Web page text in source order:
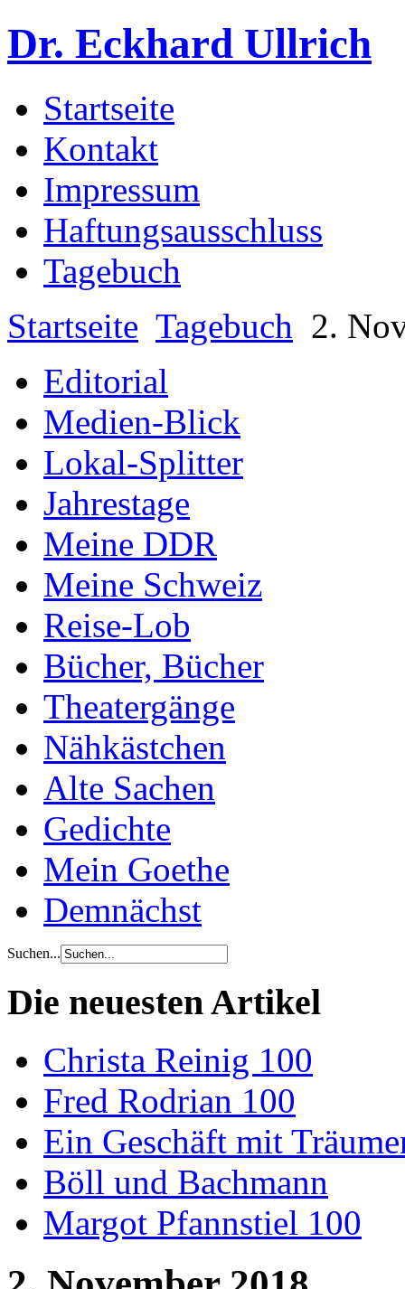
Dr. Eckhard Ullrich
Startseite
Kontakt
Impressum
Haftungsausschluss
Tagebuch
Startseite Tagebuch 2.
Editorial
Medien-Blick
Lokal-Splitter
Jahrestage
Meine DDR
Meine Schweiz
Reise-Lob
Bücher, Bücher
Theatergänge
Nähkästchen
Alte Sachen
Gedichte
Mein Goethe
Demnächst
Suchen...
Die neuesten Artikel
Christa Reinig 100
Fred Rodrian 100
Ein Geschäft mit
Böll und Bachmann
Margot Pfannstiel 100